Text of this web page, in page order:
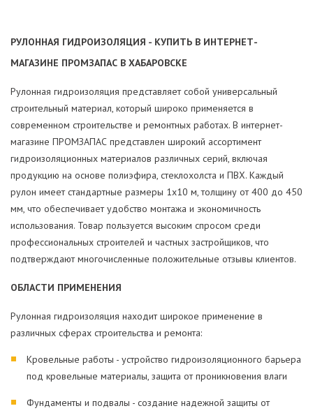
РУЛОННАЯ ГИДРОИЗОЛЯЦИЯ - КУПИТЬ В ИНТЕРНЕТ-
МАГАЗИНЕ ПРОМЗАПАС В ХАБАРОВСКЕ
Рулонная гидроизоляция представляет собой универсальный
строительный материал, который широко применяется в
современном строительстве и ремонтных работах. В интернет-
магазине ПРОМЗАПАС представлен широкий ассортимент
гидроизоляционных материалов различных серий, включая
продукцию на основе полиэфира, стеклохолста и ПВХ. Каждый
рулон имеет стандартные размеры 1х10 м, толщину от 400 до 450
мм, что обеспечивает удобство монтажа и экономичность
использования. Товар пользуется высоким спросом среди
профессиональных строителей и частных застройщиков, что
подтверждают многочисленные положительные отзывы клиентов.
ОБЛАСТИ ПРИМЕНЕНИЯ
Рулонная гидроизоляция находит широкое применение в
различных сферах строительства и ремонта:
Кровельные работы - устройство гидроизоляционного барьера
под кровельные материалы, защита от проникновения влаги
Фундаменты и подвалы - создание надежной защиты от